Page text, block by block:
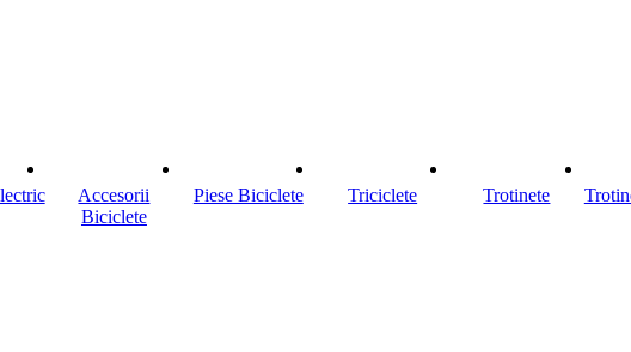
Accesorii
Biciclete
Piese Biciclete Triciclete Trotinete